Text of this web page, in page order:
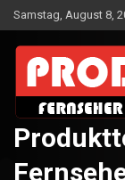
Skip
to
content
Samstag, August 8,